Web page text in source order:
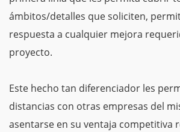
ámbitos/detalles que soliciten,
respuesta a cualquier mejora
proyecto.
Este hecho tan diferenciador les
distancias con otras empresas del
asentarse en su ventaja competitiva